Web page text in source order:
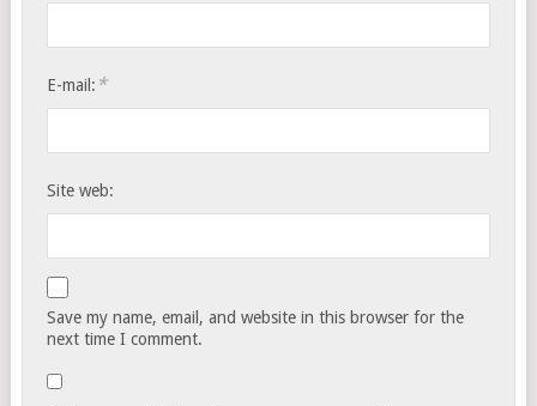
E-mail: *
Site web:
Save my name, email, and website in this browser for the
next time I comment.